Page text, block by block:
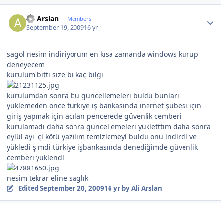
Ali Arslan Members
September 19, 200916 yr
sagol nesim indiriyorum en kısa zamanda windows kurup
deneyecem
kurulum bitti size bi kaç bilgi
kurulumdan sonra bu güncellemeleri buldu bunları
yüklemeden önce türkiye iş bankasında inernet şubesi için
giriş yapmak için acılan pencerede güvenlik cemberi
kurulamadı daha sonra güncellemeleri yükletttim daha sonra
eylül ayı içi kötü yazılım temizlemeyi buldu onu indirdi ve
yükledi şimdi türkiye işbankasında denediğimde güvenlik
cemberi yüklendl
nesim tekrar eline saglık
EditedSeptember 20, 200916 yrby Ali Arslan